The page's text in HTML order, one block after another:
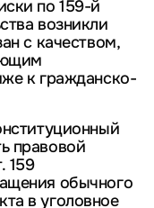
по 159-й
возникли
с качеством,
к гражданско-
правовой
159
обычного
в уголовное